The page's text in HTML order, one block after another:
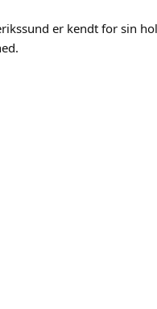
er kendt for sin